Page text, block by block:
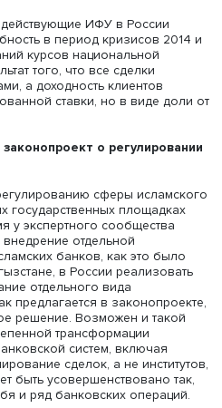
стоит отметить, что
продукты банка
операций. Но пока
понятного регулирования
исламского финансирования
инструменты
жилья,
сельского хозяйства.
могут участвовать
обычных кредитов, но не
финансирования.
для участников сделок
счета. Сегодня
деньгами только через
и под символический
это недопустимая